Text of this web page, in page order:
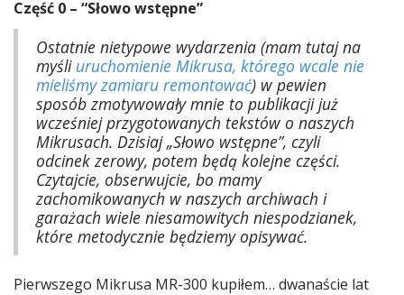
Część 0 – “Słowo wstępne”
Ostatnie nietypowe wydarzenia (mam tutaj na
myśli uruchomienie Mikrusa, którego wcale nie
mieliśmy zamiaru remontować) w pewien
sposób zmotywowały mnie to publikacji już
wcześniej przygotowanych tekstów o naszych
Mikrusach. Dzisiaj „Słowo wstępne”, czyli
odcinek zerowy, potem będą kolejne części.
Czytajcie, obserwujcie, bo mamy
zachomikowanych w naszych archiwach i
garażach wiele niesamowitych niespodzianek,
które metodycznie będziemy opisywać.
Pierwszego Mikrusa MR-300 kupiłem… dwanaście lat